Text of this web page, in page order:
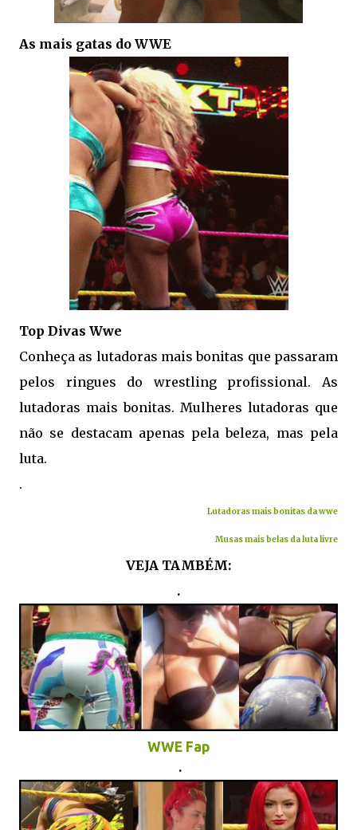
As mais gatas do WWE
Top Divas Wwe
Conheça as lutadoras mais bonitas que passaram
pelos ringues do wrestling profissional. As
lutadoras mais bonitas. Mulheres lutadoras que
não se destacam apenas pela beleza, mas pela
luta.
.
Lutadoras mais bonitas da wwe
Musas mais belas da luta livre
VEJA TAMBÉM:
.
WWE Fap
.